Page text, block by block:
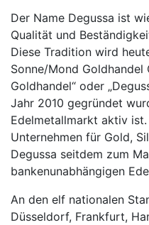
Der Name Degussa ist
Qualität und
Diese Tradition wird
Sonne/Mond Goldhandel
Goldhandel“ oder
Jahr 2010 gegründet
Edelmetallmarkt aktiv
Unternehmen für Gold,
Degussa seitdem zum
bankenunabhängigen
An den elf nationalen
Düsseldorf, Frankfurt,